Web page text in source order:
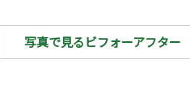
写真で見るビフォーアフター